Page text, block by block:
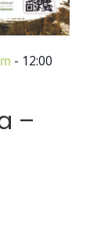
- 12:00
–